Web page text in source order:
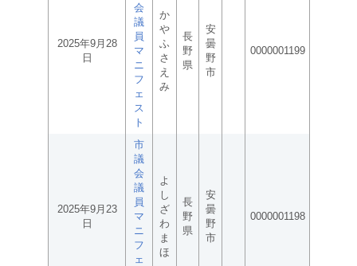
2025年9月28
日
会
議
員
マ
ニ
フ
ェ
ス
ト
か
や
ふ
さ
え
み
長
野
県
安
曇
野
市
0000001199
2025年9月23
日
市
議
会
議
員
マ
ニ
フ
ェ
よ
し
ざ
わ
ま
ほ
長
野
県
安
曇
野
市
0000001198